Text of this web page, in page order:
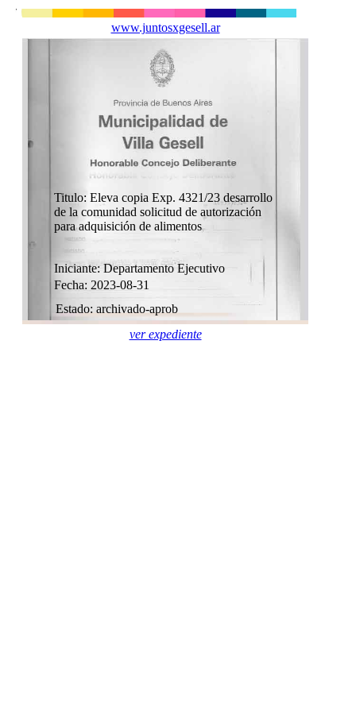
Titulo: Eleva copia Exp. 4321/23 desarrollo
de la comunidad solicitud de autorización
para adquisición de alimentos
Fecha: 2023-08-31
Estado: archivado-aprob
Iniciante: Departamento Ejecutivo
www.juntosxgesell.ar
ver expediente